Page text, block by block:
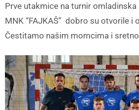
Prve utakmice na turnir
MNK “FAJKAŠ” dobro su otvorile i
Čestitamo našim momcima i